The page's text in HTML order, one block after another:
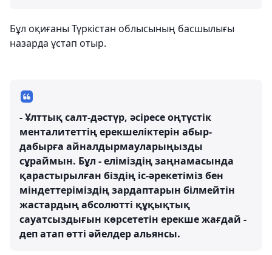
Бұл оқиғаны Түркістан облысының басшылығы
назарда ұстап отыр.
- Ұлттық салт-дәстүр, әсіресе оңтүстік
менталитеттің ерекшеліктерін абыр-
дабырға айналдырмауларыңызды
сұраймын. Бұл - еліміздің заңнамасында
қарастырылған біздің іс-әрекетіміз бен
міндеттеріміздің зардаптарын білмейтін
жастардың абсолютті құқықтық
сауатсыздығын көрсететін ерекше жағдай -
деп атап өтті әйелдер альянсы.